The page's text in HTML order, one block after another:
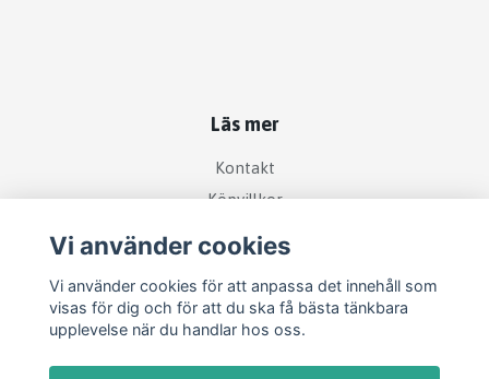
Läs mer
Kontakt
Köpvillkor
Vi använder cookies
Vi använder cookies för att anpassa det innehåll som
visas för dig och för att du ska få bästa tänkbara
upplevelse när du handlar hos oss.